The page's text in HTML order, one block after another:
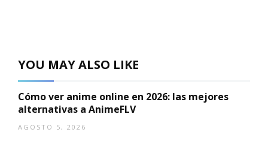
YOU MAY ALSO LIKE
Cómo ver anime online en 2026: las mejores
alternativas a AnimeFLV
AGOSTO 5, 2026